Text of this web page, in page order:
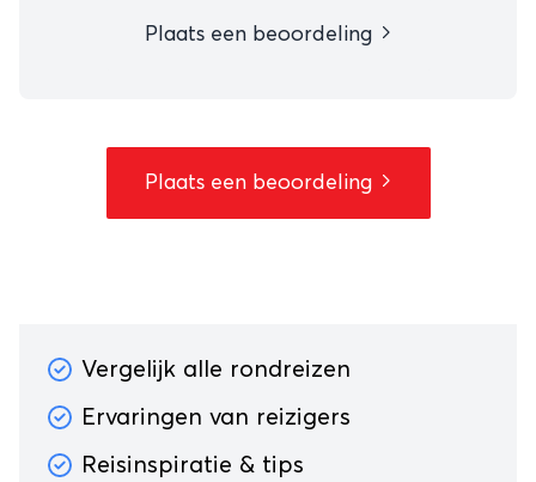
Plaats een beoordeling
Plaats een beoordeling
Vergelijk alle rondreizen
Ervaringen van reizigers
Reisinspiratie & tips